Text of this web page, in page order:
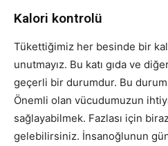
Kalori kontrolü
Tükettiğimiz her besinde bir
unutmayız. Bu katı gıda ve
geçerli bir durumdur. Bu
Önemli olan vücudumuzun
sağlayabilmek. Fazlası için
gelebilirsiniz. İnsanoğlunun